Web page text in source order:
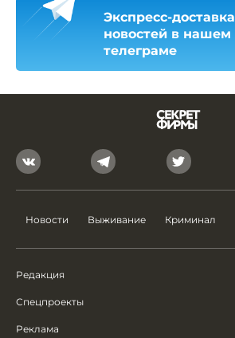
Экспресс-доставка
новостей в нашем
телеграме
Новости Выживание Криминал
Редакция
Спецпроекты
Реклама